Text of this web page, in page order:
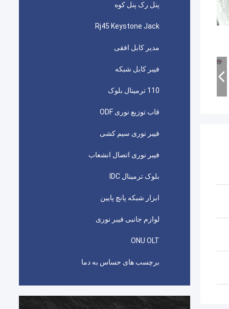
پنل رک پنل کوه
Rj45 Keystone Jack
مدیر کابل افقی
فیبر کابل شبکه
110 ترمینال بلوک
قاب توزیع نوری ODF
فیبر نوری سیم کشی
فیبر نوری اتصال انشعاب
بلوک ترمینال IDC
ابزار شبکه پانچ پایین
لوازم جانبی فیبر نوری
ONU OLT
برچسب های حساس به دما